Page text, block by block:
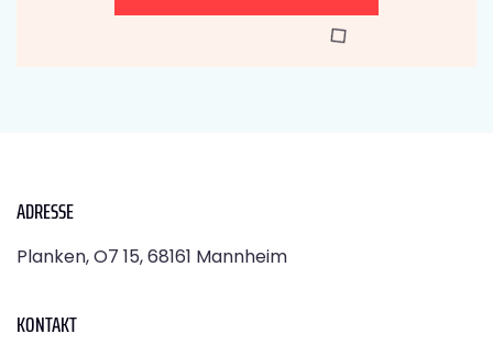
ADRESSE
Planken, O7 15, 68161 Mannheim
KONTAKT